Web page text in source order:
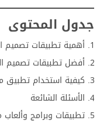
جدول المحتوى
أهمية تطبيقات تصميم
أفضل تطبيقات تصميم
كيفية استخدام تطبيق
الأسئلة الشائعة
تطبيقات وبرامج